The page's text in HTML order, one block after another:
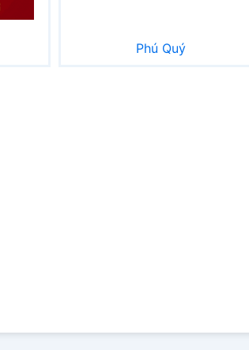
Phú Quý